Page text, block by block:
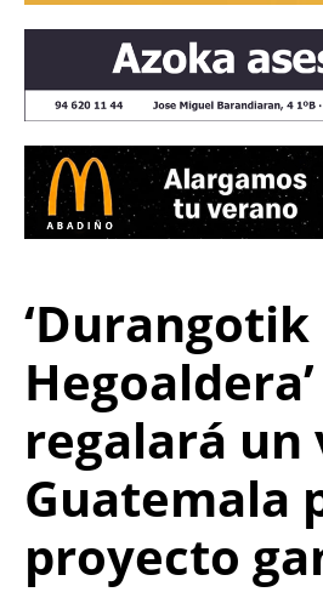
‘Durangotik
Hegoaldera’
regalará un
Guatemala
proyecto